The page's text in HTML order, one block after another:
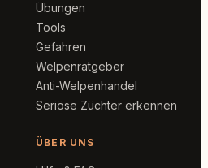
Übungen
Tools
Gefahren
Welpenratgeber
Anti-Welpenhandel
Seriöse Züchter erkennen
ÜBER UNS